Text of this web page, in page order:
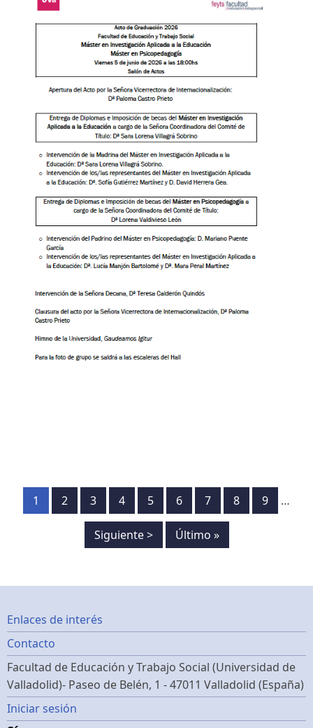
Paginación
Página
1 Página
2 Página
3 Página
4 Página
5 Página
6 Página
7 Página
8 Página
9 …
Siguiente
página
Siguiente >
Última
página
Último »
Footer
menu
Enlaces de interés
Contacto
Facultad de Educación y Trabajo Social (Universidad de
Valladolid)- Paseo de Belén, 1 - 47011 Valladolid (España)
Menú
Iniciar sesión